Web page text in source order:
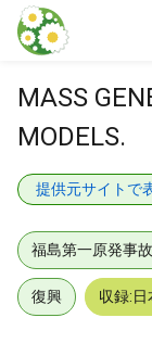
本文に飛ぶ
MASS
MODELS.
提供元サイトで
福島第一原発事
復興 収録: